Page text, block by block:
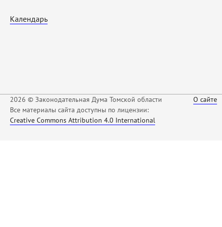
Календарь
2026 © Законодательная Дума Томской области
Все материалы сайта доступны по лицензии:
Creative Commons Attribution 4.0 International
О сайте